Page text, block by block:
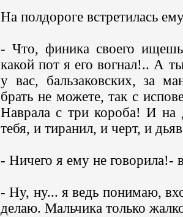
На полдороге встретилась
- Что, финика своего
какой пот я его вогнал!.. А
у вас, бальзаковских, за
брать не можете, так с
Наврала с три короба! И на
тебя, и тиранил, и черт, и
- Ничего я ему не говорила!-
- Ну, ну... я ведь понимаю,
делаю. Мальчика только